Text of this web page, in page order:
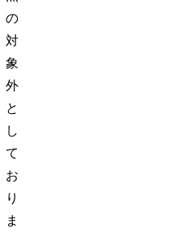
の
対
象
外
と
し
て
お
り
ま